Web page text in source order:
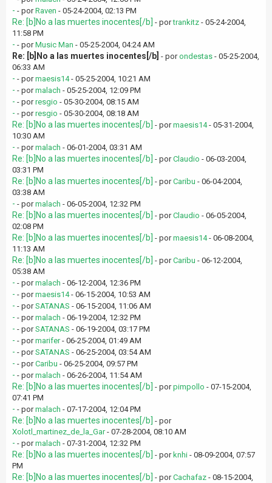
- - porRaven - 05-24-2004, 02:13 PM
Re: [b]No a las muertes inocentes[/b] - portrankitz - 05-24-2004,
11:58 PM
- - porMusic Man - 05-25-2004, 04:24 AM
Re: [b]No a las muertes inocentes[/b] - porondestas - 05-25-2004,
06:33 AM
- - pormaesis14- 05-25-2004, 10:21 AM
- - pormalach - 05-25-2004, 12:09 PM
- - porresgio - 05-30-2004, 08:15 AM
- - porresgio - 05-30-2004, 08:18 AM
Re: [b]No a las muertes inocentes[/b] - pormaesis14- 05-31-2004,
10:30 AM
- - pormalach - 06-01-2004, 03:31 AM
Re: [b]No a las muertes inocentes[/b] - porClaudio - 06-03-2004,
03:31 PM
Re: [b]No a las muertes inocentes[/b] - porCaribu - 06-04-2004,
03:38 AM
- - pormalach - 06-05-2004, 12:32 PM
Re: [b]No a las muertes inocentes[/b] - porClaudio - 06-05-2004,
02:08 PM
Re: [b]No a las muertes inocentes[/b] - pormaesis14- 06-08-2004,
11:13 AM
Re: [b]No a las muertes inocentes[/b] - porCaribu - 06-12-2004,
05:38 AM
- - pormalach - 06-12-2004, 12:36 PM
- - pormaesis14- 06-15-2004, 10:53 AM
- - porSATANAS - 06-15-2004, 11:06 AM
- - pormalach - 06-19-2004, 12:32 PM
- - porSATANAS - 06-19-2004, 03:17 PM
- - pormarifer- 06-25-2004, 01:49 AM
- - porSATANAS - 06-25-2004, 03:54 AM
- - porCaribu - 06-25-2004, 09:57 PM
- - pormalach - 06-26-2004, 11:54 AM
Re: [b]No a las muertes inocentes[/b] - porpimpollo - 07-15-2004,
07:41 PM
- - pormalach - 07-17-2004, 12:04 PM
Re: [b]No a las muertes inocentes[/b] - por
Xolotl_martinez_de_la_Gar- 07-28-2004, 08:10 AM
- - pormalach - 07-31-2004, 12:32 PM
Re: [b]No a las muertes inocentes[/b] - por knhi - 08-09-2004, 07:57
PM
Re: [b]No a las muertes inocentes[/b] - porCachafaz - 08-15-2004,